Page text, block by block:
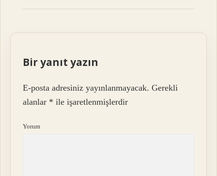
Bir yanıt yazın
E-posta adresiniz yayınlanmayacak. Gerekli
alanlar * ile işaretlenmişlerdir
Yorum